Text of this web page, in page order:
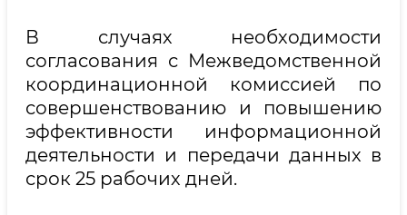
В случаях необходимости
согласования с Межведомственной
координационной комиссией по
совершенствованию и повышению
эффективности информационной
деятельности и передачи данных в
срок 25 рабочих дней.